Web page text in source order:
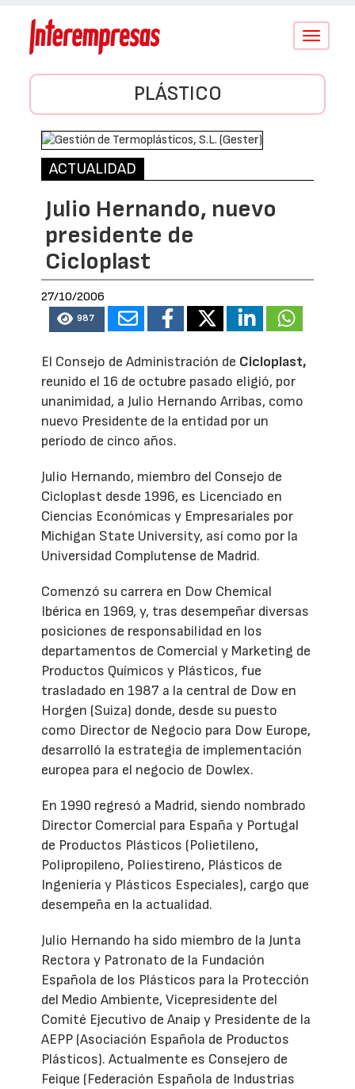
Conmutar
PLÁSTICO
ACTUALIDAD
Julio Hernando, nuevo
presidente de
Cicloplast
27/10/2006
987
El Consejo de Administración de Cicloplast,
reunido el 16 de octubre pasado eligió, por
unanimidad, a Julio Hernando Arribas, como
nuevo Presidente de la entidad por un
período de cinco años.
Julio Hernando, miembro del Consejo de
Cicloplast desde 1996, es Licenciado en
Ciencias Económicas y Empresariales por
Michigan State University, así como por la
Universidad Complutense de Madrid.
Comenzó su carrera en Dow Chemical
Ibérica en 1969, y, tras desempeñar diversas
posiciones de responsabilidad en los
departamentos de Comercial y Marketing de
Productos Químicos y Plásticos, fue
trasladado en 1987 a la central de Dow en
Horgen (Suiza) donde, desde su puesto
como Director de Negocio para Dow Europe,
desarrolló la estrategia de implementación
europea para el negocio de Dowlex.
En 1990 regresó a Madrid, siendo nombrado
Director Comercial para España y Portugal
de Productos Plásticos (Polietileno,
Polipropileno, Poliestireno, Plásticos de
Ingeniería y Plásticos Especiales), cargo que
desempeña en la actualidad.
Julio Hernando ha sido miembro de la Junta
Rectora y Patronato de la Fundación
Española de los Plásticos para la Protección
del Medio Ambiente, Vicepresidente del
Comité Ejecutivo de Anaip y Presidente de la
AEPP (Asociación Española de Productos
Plásticos). Actualmente es Consejero de
Feique (Federación Española de Industrias